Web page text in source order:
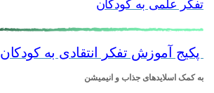
تفکر علمی به کودکان
پکیج آموزش تفکر انتقادی به کودکان
به کمک اسلایدهای جذاب و انیمیشن